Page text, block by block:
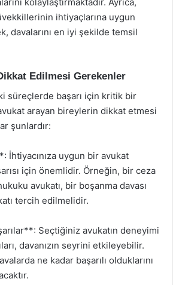
ihtiyaçlarına uygun
davalarını en iyi şekilde temsil
Edilmesi Gerekenler
süreçlerde başarı için kritik bir
arayan bireylerin dikkat etmesi
şunlardır:
İhtiyacınıza uygun bir avukat
için önemlidir. Örneğin, bir ceza
avukatı, bir boşanma davası
tercih edilmelidir.
Seçtiğiniz avukatın deneyimi
davanızın seyrini etkileyebilir.
ne kadar başarılı olduklarını